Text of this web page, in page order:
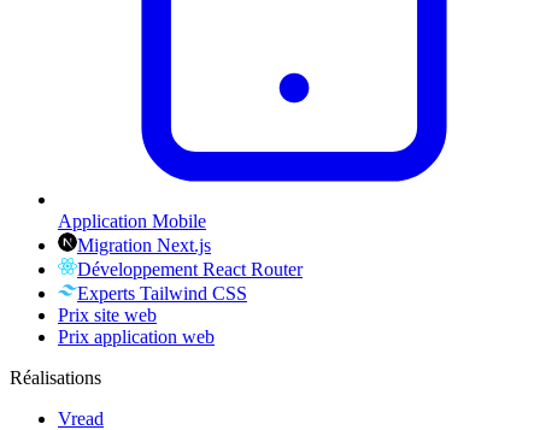
Application Mobile
Migration Next.js
Développement React Router
Experts Tailwind CSS
Prix site web
Prix application web
Réalisations
Vread